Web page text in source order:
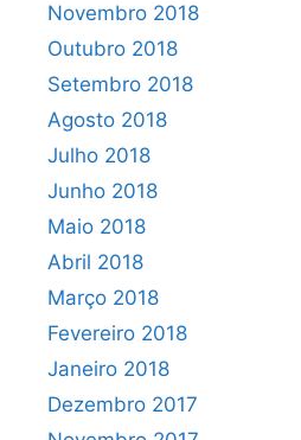
Novembro 2018
Outubro 2018
Setembro 2018
Agosto 2018
Julho 2018
Junho 2018
Maio 2018
Abril 2018
Março 2018
Fevereiro 2018
Janeiro 2018
Dezembro 2017